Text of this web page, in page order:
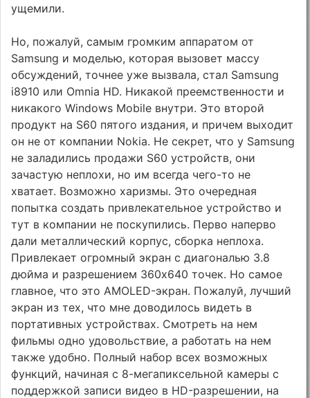
ущемили.
Но, пожалуй, самым громким аппаратом от
Samsung и моделью, которая вызовет массу
обсуждений, точнее уже вызвала, стал Samsung
i8910 или Omnia HD. Никакой преемственности и
никакого Windows Mobile внутри. Это второй
продукт на S60 пятого издания, и причем выходит
он не от компании Nokia. Не секрет, что у Samsung
не заладились продажи S60 устройств, они
зачастую неплохи, но им всегда чего-то не
хватает. Возможно харизмы. Это очередная
попытка создать привлекательное устройство и
тут в компании не поскупились. Перво наперво
дали металлический корпус, сборка неплоха.
Привлекает огромный экран с диагональю 3.8
дюйма и разрешением 360х640 точек. Но самое
главное, что это AMOLED-экран. Пожалуй, лучший
экран из тех, что мне доводилось видеть в
портативных устройствах. Смотреть на нем
фильмы одно удовольствие, а работать на нем
также удобно. Полный набор всех возможных
функций, начиная с 8-мегапиксельной камеры с
поддержкой записи видео в HD-разрешении, на